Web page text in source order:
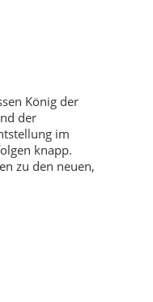
König der
der
im
knapp.
zu den neuen,